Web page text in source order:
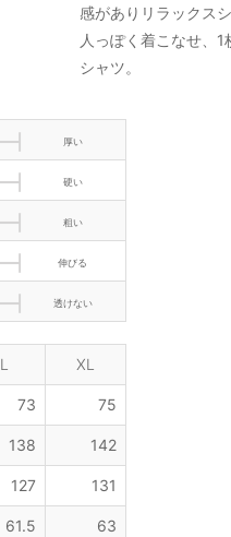
感がありリラックス
人っぽく着こなせ、
シャツ。
厚い
硬い
粗い
伸びる
透けない
L XL
73 75
138 142
127 131
61.5 63